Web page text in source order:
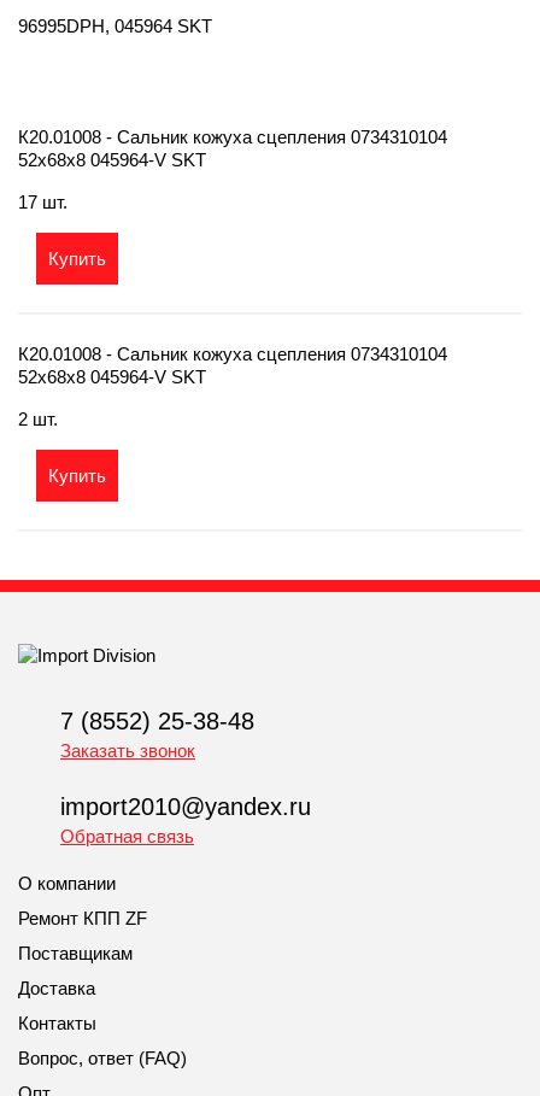
96995DPH, 045964 SKT
К20.01008 - Сальник кожуха сцепления 0734310104
52х68х8 045964-V SKT
17 шт.
Купить
К20.01008 - Сальник кожуха сцепления 0734310104
52х68х8 045964-V SKT
2 шт.
Купить
7 (8552) 25-38-48
Заказать звонок
import2010@yandex.ru
Обратная связь
О компании
Ремонт КПП ZF
Поставщикам
Доставка
Контакты
Вопрос, ответ (FAQ)